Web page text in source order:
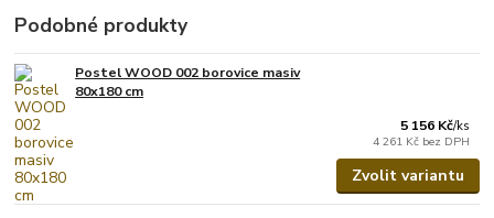
Podobné produkty
Postel WOOD 002 borovice masiv
80x180 cm
5 156 Kč/ks
4 261 Kč bez DPH
Zvolit variantu